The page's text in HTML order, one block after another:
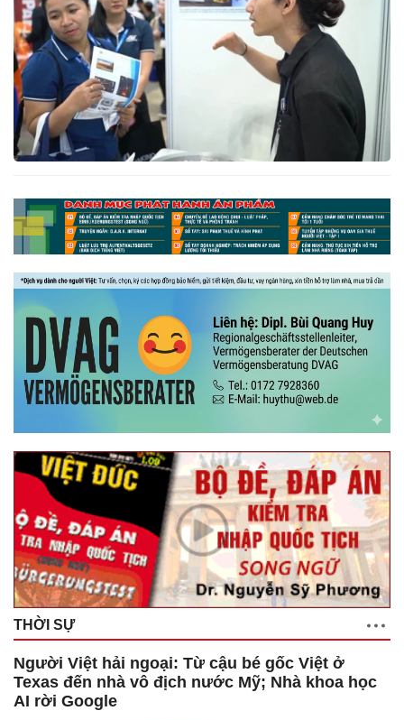
THỜI SỰ
Người Việt hải ngoại: Từ cậu bé gốc Việt ở
Texas đến nhà vô địch nước Mỹ; Nhà khoa học
AI rời Google